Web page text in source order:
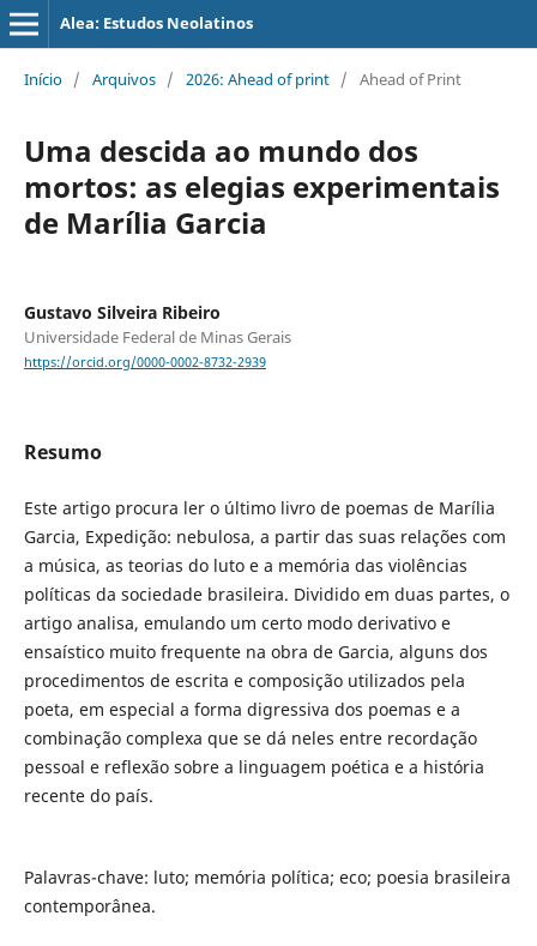
Alea: Estudos Neolatinos
Início / Arquivos / 2026: Ahead of print / Ahead of Print
Uma descida ao mundo dos
mortos: as elegias experimentais
de Marília Garcia
Gustavo Silveira Ribeiro
Universidade Federal de Minas Gerais
https://orcid.org/0000-0002-8732-2939
Resumo
Este artigo procura ler o último livro de poemas de Marília
Garcia, Expedição: nebulosa, a partir das suas relações com
a música, as teorias do luto e a memória das violências
políticas da sociedade brasileira. Dividido em duas partes, o
artigo analisa, emulando um certo modo derivativo e
ensaístico muito frequente na obra de Garcia, alguns dos
procedimentos de escrita e composição utilizados pela
poeta, em especial a forma digressiva dos poemas e a
combinação complexa que se dá neles entre recordação
pessoal e reflexão sobre a linguagem poética e a história
recente do país.
Palavras-chave: luto; memória política; eco; poesia brasileira
contemporânea.